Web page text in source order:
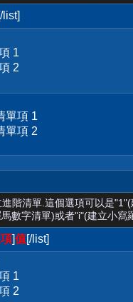
list]
1
2
單項 1
單項 2
階清單.這個選項可以是
數字清單)或者"i"(建立小寫
]值[/list]
1
2